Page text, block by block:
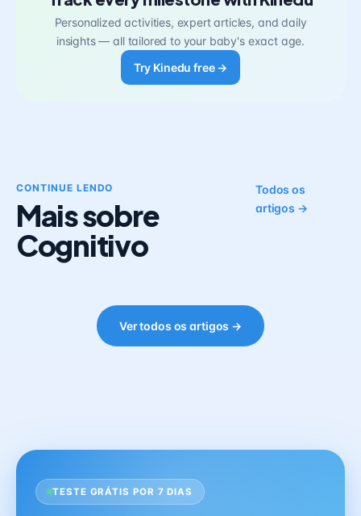
Personalized activities, expert articles, and daily
insights — all tailored to your baby's exact age.
Try Kinedu free →
CONTINUE LENDO
Mais sobre
Cognitivo
Todos os
artigos →
Ver todos os artigos →
TESTE GRÁTIS POR 7 DIAS